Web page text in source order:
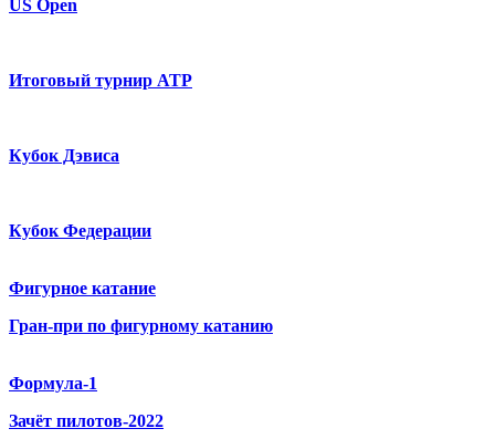
US Open
Итоговый турнир ATP
Кубок Дэвиса
Кубок Федерации
Фигурное катание
Гран-при по фигурному катанию
Формула-1
Зачёт пилотов-2022